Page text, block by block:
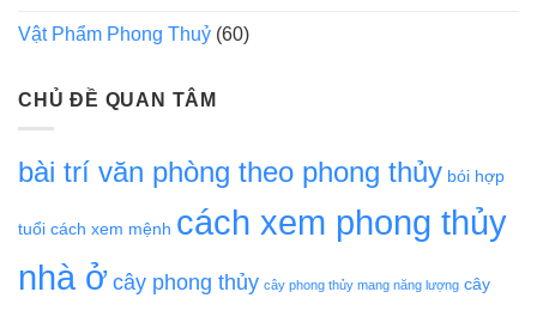
Vật Phẩm Phong Thuỷ (60)
CHỦ ĐỀ QUAN TÂM
bài trí văn phòng theo phong thủy bói hợp
tuổi cách xem mệnh cách xem phong thủy
nhà ở cây phong thủy cây phong thủy mang năng lượng cây